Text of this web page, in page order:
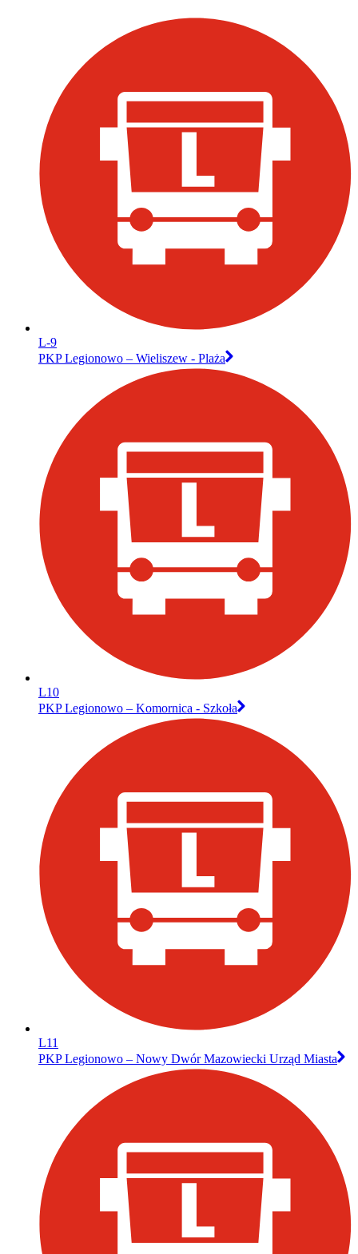
L-9
PKP Legionowo – Wieliszew - Plaża
L10
PKP Legionowo – Komornica - Szkoła
L11
PKP Legionowo – Nowy Dwór Mazowiecki Urząd Miasta